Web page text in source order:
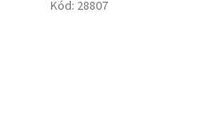
Kód: 28807